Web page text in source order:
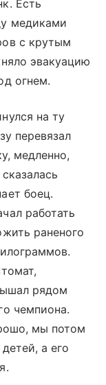
Есть
медиками
с крутым
эвакуацию
огнем.
на ту
перевязал
медленно,
боец.
работать
раненого
рядом
чемпиона.
мы потом
а его